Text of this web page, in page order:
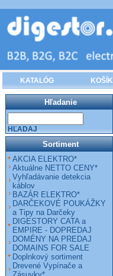
KATALÓG KOŠÍK
Hľadanie
HĽADAJ
Sortiment
AKCIA ELEKTRO*
Aktuálne NETTO CENY*
Vyhľadávanie detekcia
káblov
BAZÁR ELEKTRO*
DARČEKOVÉ POUKÁŽKY
a Tipy na Darčeky
DIGESTORY CATA a
EMPIRE - DOPREDAJ
DOMÉNY NA PREDAJ
DOMAINS FOR SALE
Doplnkový sortiment
Drevené Vypínače a